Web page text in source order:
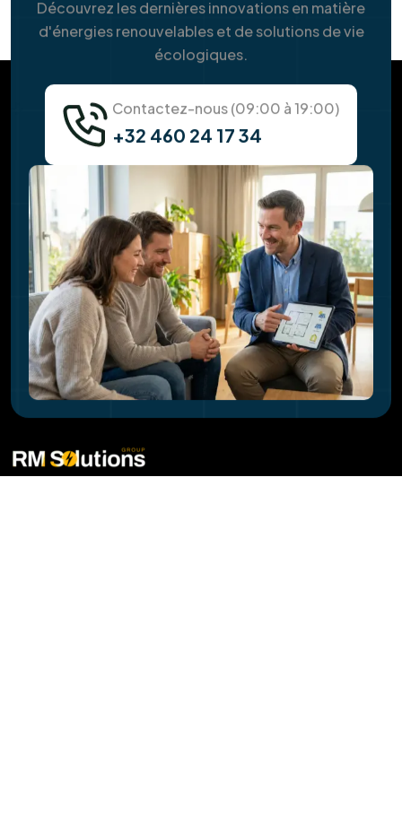
Combien puis-je économiser avec des
Y a-t-il des aides ou des primes pour
l'installation ?
Quelle est la durée de vie des panneaux
solaires ?
Pourquoi faut-il vérifier la toiture avant
l'installation solaire ?
Faites-vous l'isolation de la toiture en
même temps ?
Quel est l'impact de nouveaux châssis sur